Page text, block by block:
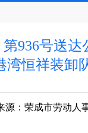
936号送达
湾恒祥装卸
源： 荣成市劳动人